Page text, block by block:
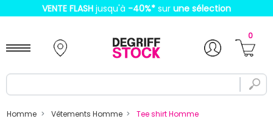
VENTE FLASH jusqu'à -40%* sur une sélection
0
Homme Vêtements Homme Tee shirt Homme